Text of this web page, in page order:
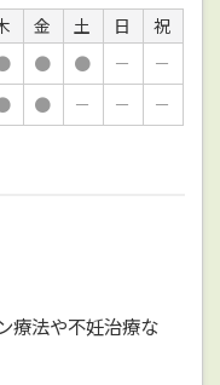
金 土 日
祝
● ● －
－
● － － －
療法や不妊治療な